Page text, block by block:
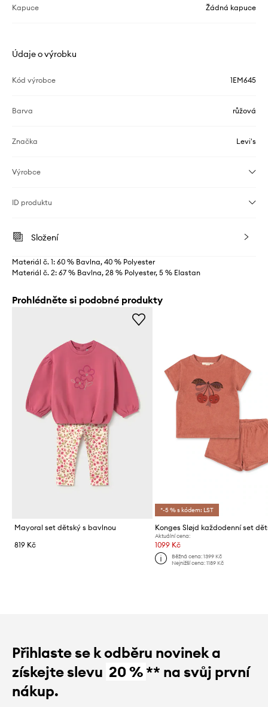
Kapuce Žádná kapuce
Údaje o výrobku
Kód výrobce 1EM645
Barva růžová
Značka Levi's
Výrobce
ID produktu
Složení
Materiál č. 1: 60 % Bavlna, 40 % Polyester
Materiál č. 2: 67 % Bavlna, 28 % Polyester, 5 % Elastan
Prohlédněte si podobné produkty
Mayoral set dětský s bavlnou
819 Kč
*-5 % s kódem: LST
Aktuální cena:
1099 Kč
Běžná cena: 1399 Kč
Nejnižší cena: 1189 Kč
Přihlaste se k odběru novinek a
získejte slevu 20 %** na svůj první
nákup.